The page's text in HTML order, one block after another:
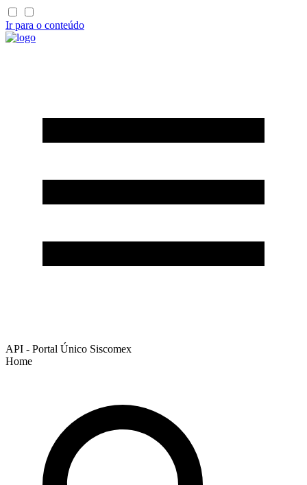
Ir para o conteúdo
API - Portal Único Siscomex
Home